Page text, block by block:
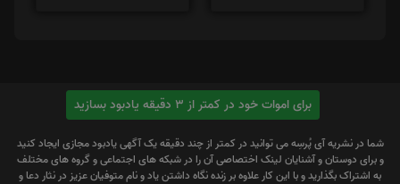
برای اموات خود در کمتر از 3 دقیقه یادبود بسازید
شما در نشریه آی پُرسِه می توانید در کمتر از چند دقیقه یک آگهی یادبود مجازی ایجاد کنید
و برای دوستان و آشنایان لینک اختصاصی آن را در شبکه های اجتماعی و گروه های مختلف
به اشتراک بگذارید و با این کار علاوه بر زنده نگاه داشتن یاد و نام متوفیان عزیز در نثار دعا و